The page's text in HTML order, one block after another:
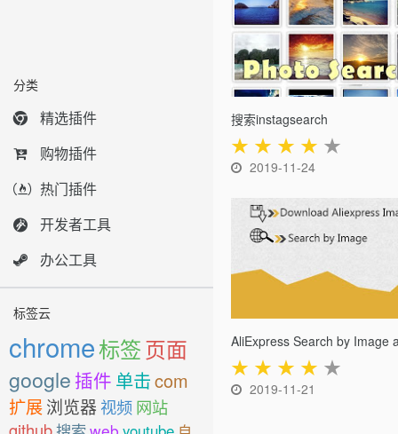
分类
精选插件
购物插件
热门插件
开发者工具
办公工具
标签云
chrome标签页面
google 插件 单击com
扩展浏览器 视频网站
搜索instagsearch
★ ★ ★ ★ ★
2019-11-24
★ ★ ★ ★ ★
2019-11-21